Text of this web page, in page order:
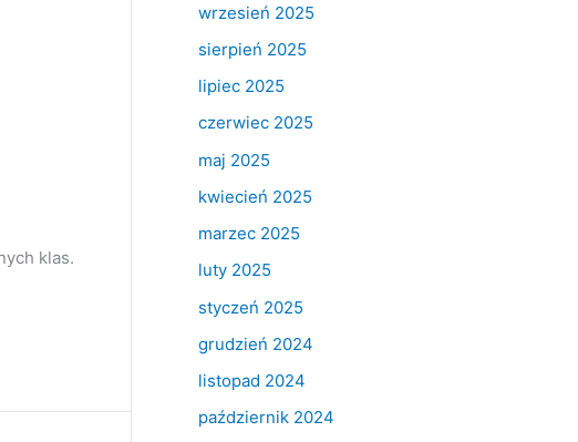
klas.
wrzesień 2025
sierpień 2025
lipiec 2025
czerwiec 2025
maj 2025
kwiecień 2025
marzec 2025
luty 2025
styczeń 2025
grudzień 2024
listopad 2024
październik 2024